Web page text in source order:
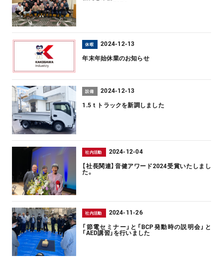
休暇 2024-12-13
年末年始休業のお知らせ
設備 2024-12-13
1.5ｔトラックを新調しました
社内活動 2024-12-04
【社長関連】音健アワード2024受賞いたしまし
た。
社内活動 2024-11-26
「節電セミナー」と「BCP発動時の説明会」と
「AED講習」を行いました